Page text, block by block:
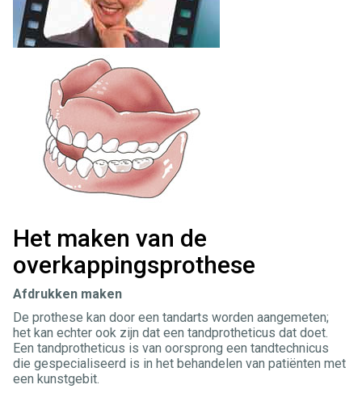
Het maken van de
overkappingsprothese
Afdrukken maken
De prothese kan door een tandarts worden aangemeten;
het kan echter ook zijn dat een tandprotheticus dat doet.
Een tandprotheticus is van oorsprong een tandtechnicus
die gespecialiseerd is in het behandelen van patiënten met
een kunstgebit.